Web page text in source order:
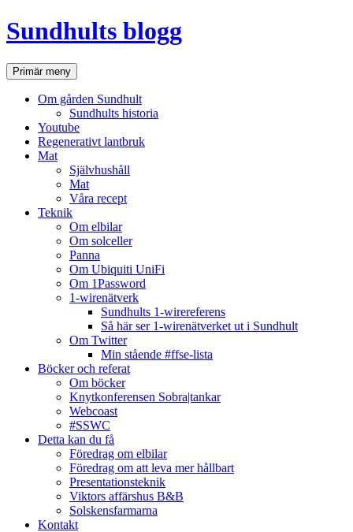
Hoppa
till
Sundhults blogg
SökPrimär meny
Om gården Sundhult
Sundhults historia
Youtube
Regenerativt lantbruk
Mat
Självhushåll
Mat
Våra recept
Teknik
Om elbilar
Om solceller
Panna
Om Ubiquiti UniFi
Om 1Password
1-wirenätverk
Sundhults 1-wirereferens
Så här ser 1-wirenätverket ut i Sundhult
Om Twitter
Min stående #ffse-lista
Böcker och referat
Om böcker
Knytkonferensen Sobra|tankar
Webcoast
#SSWC
Detta kan du få
Föredrag om elbilar
Föredrag om att leva mer hållbart
Presentationsteknik
Viktors affärshus B&B
Solskensfarmarna
Kontakt